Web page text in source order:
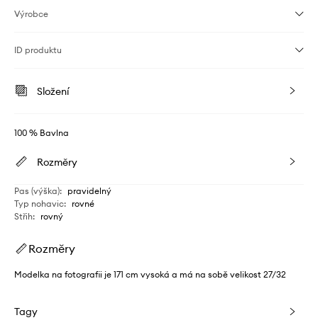
Výrobce
ID produktu
Složení
100 % Bavlna
Rozměry
Pas (výška): pravidelný
Typ nohavic: rovné
Střih: rovný
Rozměry
Modelka na fotografii je 171 cm vysoká a má na sobě velikost 27/32
Tagy